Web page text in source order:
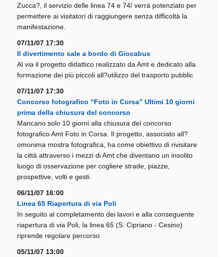
Zucca?, il servizio delle linea 74 e 74/ verrà potenziato per
permettere ai visitatori di raggiungere senza difficoltà la
manifestazione.
07/11/07 17:30
Il divertimento sale a bordo di Giocabus
Al via il progetto didattico realizzato da Amt e dedicato alla
formazione dei più piccoli all?utilizzo del trasporto pubblic
07/11/07 17:30
Concorso fotografico “Foto in Corsa” Ultimi 10 giorni
prima della chiusura del concorso
Mancano solo 10 giorni alla chiusura del concorso
fotografico Amt Foto in Corsa. Il progetto, associato all?
omonima mostra fotografica, ha come obiettivo di rivisitare
la città attraverso i mezzi di Amt che diventano un insolito
luogo di osservazione per cogliere strade, piazze,
prospettive, volti e gesti
06/11/07 16:00
Linea 65 Riapertura di via Poli
In seguito al completamento dei lavori e alla conseguente
riapertura di via Poli, la linea 65 (S. Cipriano - Cesino)
riprende regolare percorso
05/11/07 13:00